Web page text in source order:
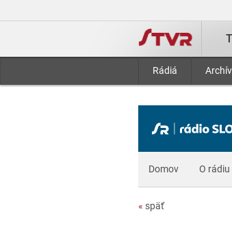
Rádiá Archív
Domov O rádiu
« späť